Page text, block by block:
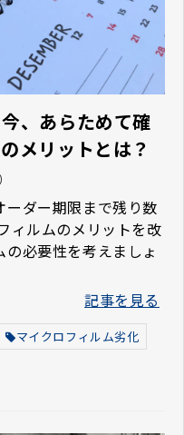
、あらためて確
メリットとは？
ーダー期限まで残り数
ィルムのメリットを改
必要性を考えましょ
記事を見る
マイクロフィルム劣化